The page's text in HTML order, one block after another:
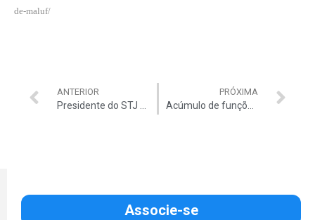
de-maluf/
ANTERIOR PRÓXIMA
Associe-se